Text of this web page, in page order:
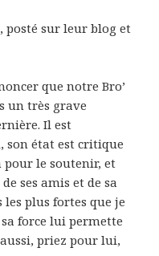
posté sur leur blog et
que notre Bro’
un très grave
Il est
son état est critique
pour le soutenir, et
ses amis et de sa
plus fortes que je
force lui permette
priez pour lui,